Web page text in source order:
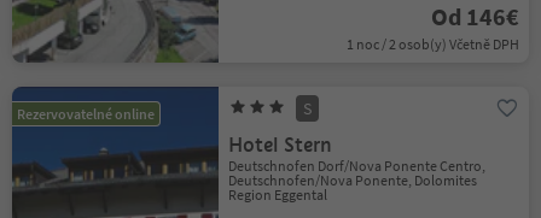
Od 146€
1 noc / 2 osob(y) Včetně DPH
Rezervovatelné online S
Hotel Stern
Deutschnofen Dorf/Nova Ponente Centro,
Deutschnofen/Nova Ponente, Dolomites
Region Eggental